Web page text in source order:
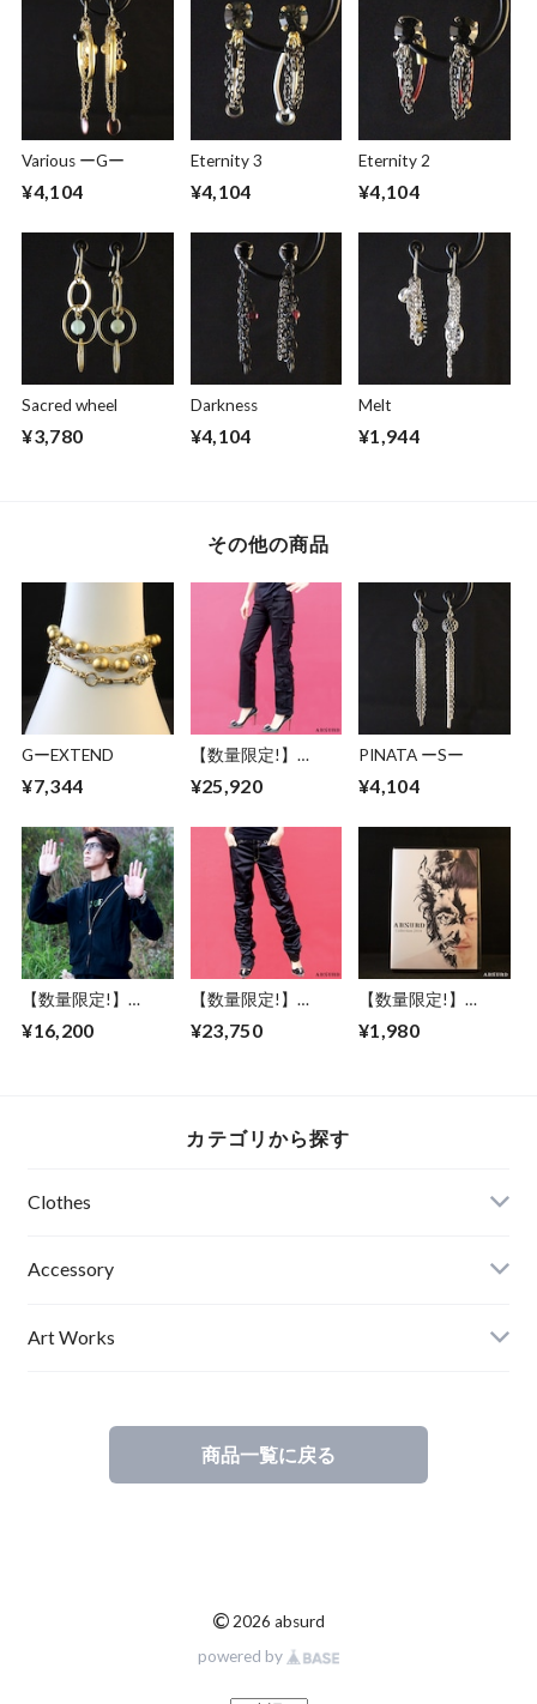
Various ーGー
¥4,104
Eternity 3
¥4,104
Eternity 2
¥4,104
Sacred wheel
¥3,780
Darkness
¥4,104
Melt
¥1,944
その他の商品
GーEXTEND
¥7,344
【数量限定!】
トパンツ カーゴポ
ック 黒 アブサー
ドSYSTEM7
¥25,920
PINATA ーSー
¥4,104
【数量限定!】
前開き 龍 ガンメタ
¥16,200
【数量限定!】
ンツ タック BLACK
¥23,750
【数量限定!】
Collection2014 （復
¥1,980
カテゴリから探す
Clothes
Mens
Ladies
Accessory
Art Works
商品一覧に戻る
© 2026 absurd
powered by